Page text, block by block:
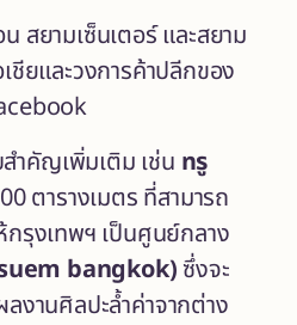
สยามเซ็นเตอร์ และสยาม
ชียและวงการค้าปลีกของ
ำคัญเพิ่มเติม เช่น ทรู
ตารางเมตร ที่สามารถ
กรุงเทพฯ เป็นศูนย์กลาง
bangkok) ซึ่งจะ
งานศิลปะล้ำค่าจากต่าง